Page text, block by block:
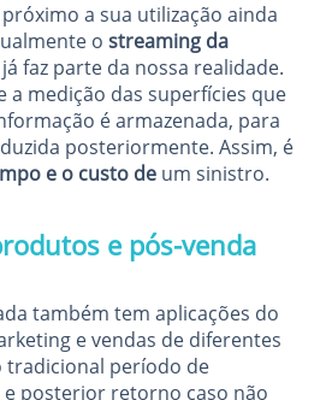
a sua utilização ainda
o streaming da
já faz parte da nossa realidade.
a medição das superfícies que
é armazenada, para
posteriormente. Assim, é
e o custo de um sinistro.
e pós-venda
também tem aplicações do
e vendas de diferentes
tradicional período de
e posterior retorno caso não